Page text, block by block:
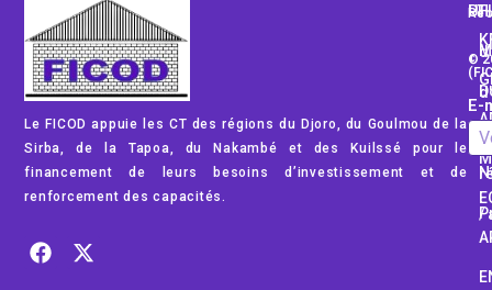
Le FICOD appuie les CT des régions du Djoro, du Goulmou de la
Sirba, de la Tapoa, du Nakambé et des Kuilssé pour le
financement de leurs besoins d’investissement et de
renforcement des capacités.
©
E-